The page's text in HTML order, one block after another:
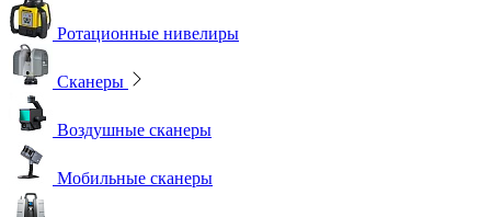
Ротационные нивелиры
Сканеры
Воздушные сканеры
Мобильные сканеры